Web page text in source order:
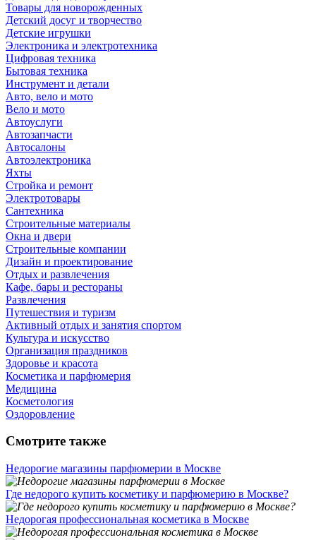
Товары для новорожденных
Детский досуг и творчество
Детские игрушки
Электроника и электротехника
Цифровая техника
Бытовая техника
Инструмент и детали
Авто, вело и мото
Вело и мото
Автоуслуги
Автозапчасти
Автосалоны
Автоэлектроника
Яхты
Стройка и ремонт
Электротовары
Сантехника
Строительные материалы
Окна и двери
Строительные компании
Дизайн и проектирование
Отдых и развлечения
Кафе, бары и рестораны
Развлечения
Путешествия и туризм
Активный отдых и занятия спортом
Культура и искусство
Организация праздников
Здоровье и красота
Косметика и парфюмерия
Медицина
Косметология
Оздоровление
Смотрите также
Недорогие магазины парфюмерии в Москве
Где недорого купить косметику и парфюмерию в Москве?
Недорогая профессиональная косметика в Москве